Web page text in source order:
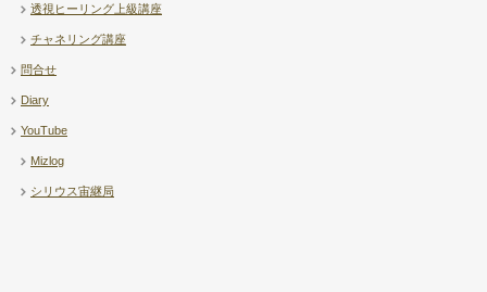
透視ヒーリング上級講座
チャネリング講座
問合せ
Diary
YouTube
Mizlog
シリウス宙継局